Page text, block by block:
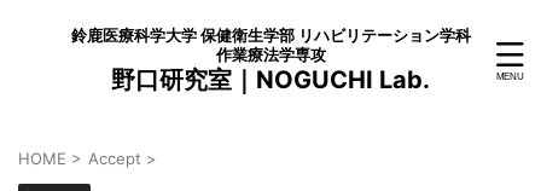
鈴鹿医療科学大学 保健衛生学部 リハビリテーション学科
作業療法学専攻
野口研究室｜NOGUCHI Lab.
HOME > Accept >